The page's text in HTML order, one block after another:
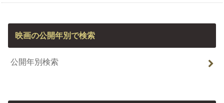
映画の公開年別で検索
公開年別検索